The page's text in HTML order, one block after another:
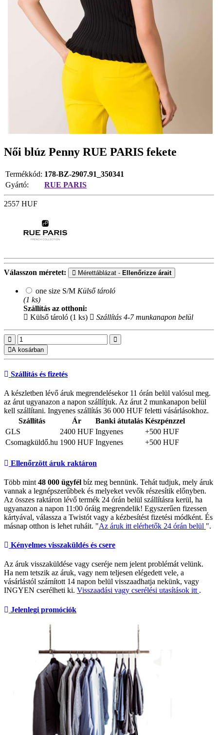
Női blúz Penny RUE PARIS fekete
Termékkód: 178-BZ-2907.91_350341
Gyártó:
RUE PARIS
2557 HUF
Válasszon méretet: Mérettáblázat - Ellenőrizze árait
one size S/M Külső tároló
(1 ks)
Szállítás az otthoni:
Külső tároló (1 ks)
Szállítás 4-7 munkanapon belül
A kosárban
Szállítás és fizetés
A készletben lévő áruk megrendelésekor 11 órán belül valósul meg.
az árut ugyanazon a napon szállítjuk. Az árut 2 munkanapon belül
kell szállítani. Ingyenes szállítás 36 000 HUF feletti vásárlásokhoz.
Szállítás
Ár Banki átutalás Készpénzzel
GLS
2400 HUF Ingyenes
+500 HUF
Csomagküldő.hu 1900 HUF Ingyenes +500 HUF
Ellenőrzött áruk raktáron
Több mint 48 000 ügyfél bíz meg bennünk. Tehát tudjuk, mely áruk
vannak a legnépszerűbbek és melyeket vevők részesítik előnyben.
Az összes raktáron lévő termék 24 órán belül szállításra kerül, ha
ugyanazon a napon 11:00 óráig megrendelik! Egyszerűen fizessen
kártyával, válassza a Twistót vagy a kézbesítést fizetési módként. És
másnap otthon is lehet ruháit. "Az áruk itt elérhetők 24 órán belül ".
Kényelmes visszaküldés és csere
Az áruk visszaküldése vagy cseréje nem jelent problémát velünk.
Ha nem tetszik az áruk, vagy nem teljesen elégedett vele, a
vásárlástól számított 14 napon belül visszaadhatja nekünk, vagy
INGYEN cserélheti ki. Visszaadási vagy cserélési utasítások itt .
Jelenlegi promóciók